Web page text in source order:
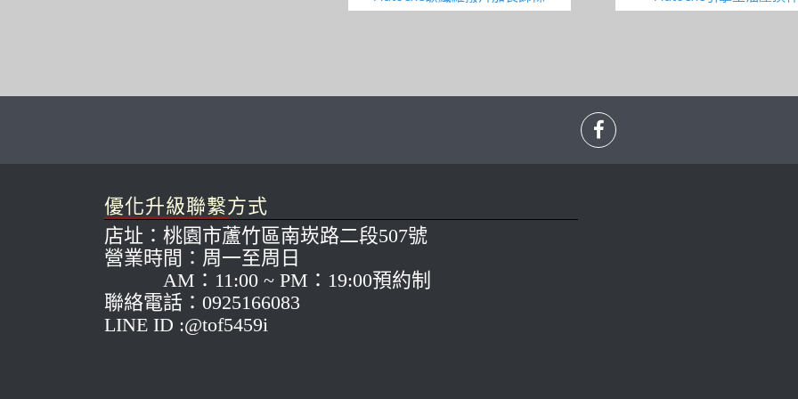
優化升級聯繫方式
店址：桃園市蘆竹區南崁路二段507號
營業時間：周一至周日
AM：11:00 ~ PM：19:00預約制
聯絡電話：0925166083
LINE ID :@tof5459i